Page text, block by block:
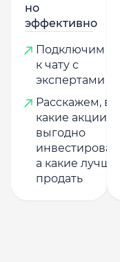
но
эффективно
Подключим
к чату с
экспертами
Расскажем, в
какие акции
выгодно
инвестировать,
а какие лучше
продать